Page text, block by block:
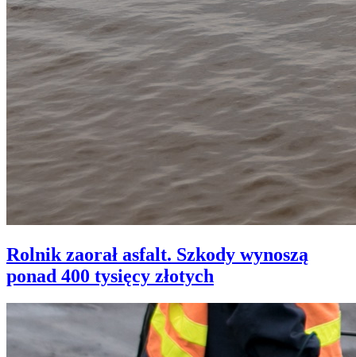
Rolnik zaorał asfalt. Szkody wynoszą
ponad 400 tysięcy złotych